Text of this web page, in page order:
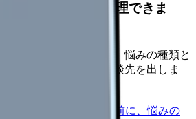
すべきサインか整理できま
なくても大丈夫です。悩みの種類と
に見るべき記事と相談先を出しま
断
辞めるべきか迷う前に、悩みの